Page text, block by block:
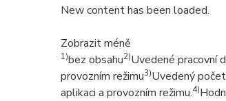
New content has been loaded.
Zobrazit méně
1)bez obsahu2)Uvedené pracovní
provozním režimu3)Uvedený
aplikaci a provozním režimu.4)